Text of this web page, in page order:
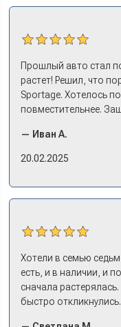
Прошлый авто стал
растет! Решил, что
Sportage. Хотелось
повместительнее.
и прям мое! Даже не
вылезая из него и
— Иван А.
20.02.2025
Хотели в семью
есть, и в наличии, и
сначала
быстро